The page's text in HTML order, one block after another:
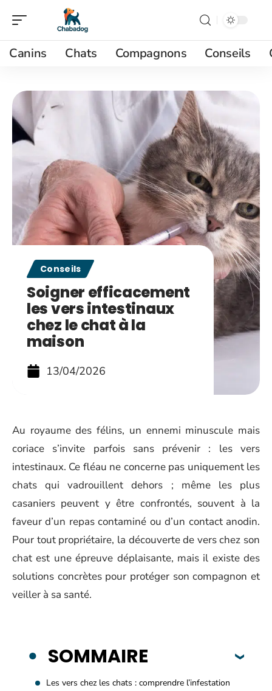
Canins Chats Compagnons Conseils
Conseils
Soigner efficacement
les vers intestinaux
chez le chat à la
maison
13/04/2026
Au royaume des félins, un ennemi minuscule mais
coriace s’invite parfois sans prévenir : les vers
intestinaux. Ce fléau ne concerne pas uniquement les
chats qui vadrouillent dehors ; même les plus
casaniers peuvent y être confrontés, souvent à la
faveur d’un repas contaminé ou d’un contact anodin.
Pour tout propriétaire, la découverte de vers chez son
chat est une épreuve déplaisante, mais il existe des
solutions concrètes pour protéger son compagnon et
veiller à sa santé.
SOMMAIRE
Les vers chez les chats : comprendre l’infestation